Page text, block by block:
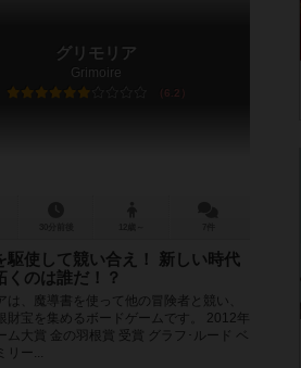
グリモリア
Grimoire
6.2
駆使して競い合え！ 新しい時代
くのは誰だ！？
は、魔導書を使って他の冒険者と競い、
財宝を集めるボードゲームです。 2012年
ム大賞 金の羽根賞 受賞 グラフ･ルード ベ
リー...